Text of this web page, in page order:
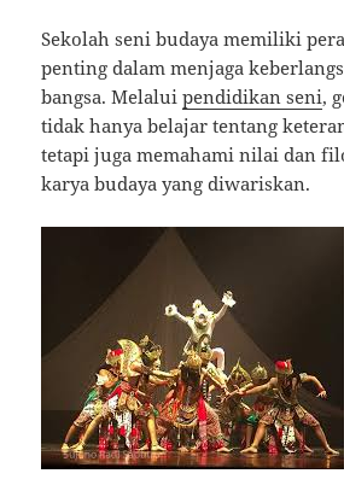
Sekolah seni budaya memiliki
penting dalam menjaga
bangsa. Melaluipendidikan seni,
tidak hanya belajar tentang
tetapi juga memahami nilai dan
karya budaya yang diwariskan.